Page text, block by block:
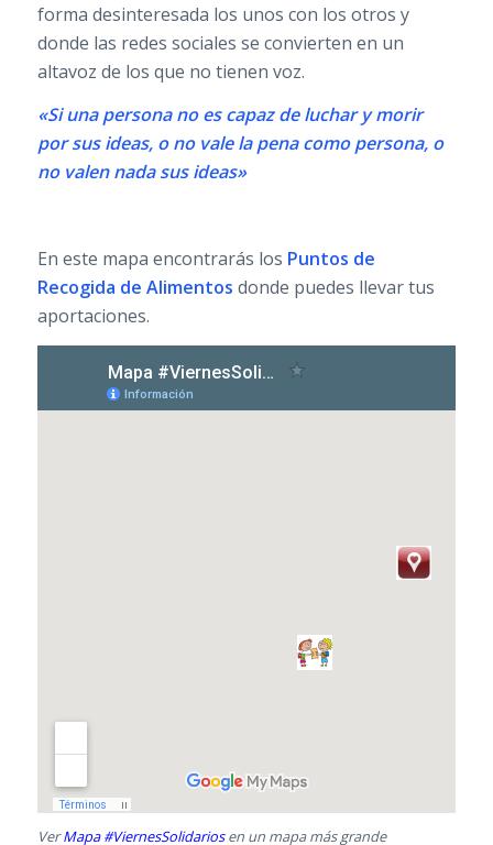
forma desinteresada los unos con los otros y
donde las redes sociales se convierten en un
altavoz de los que no tienen voz.
«Si una persona no es capaz de luchar y morir
por sus ideas, o no vale la pena como persona, o
no valen nada sus ideas»
En este mapa encontrarás los Puntos de
Recogida de Alimentos donde puedes llevar tus
aportaciones.
VerMapa #ViernesSolidariosen un mapa más grande